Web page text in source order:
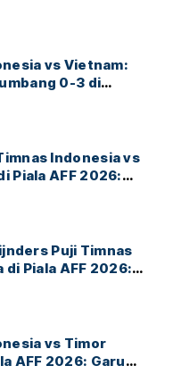
vs Vietnam:
0-3 di
Indonesia vs
Piala AFF 2026:
Puji Timnas
di Piala AFF 2026:
vs Timor
AFF 2026: Garuda